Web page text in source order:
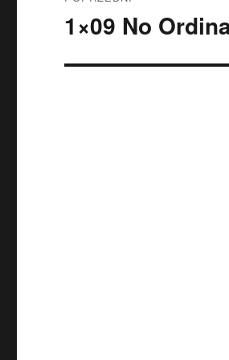
wpisy
Poprzedni
1×09 No